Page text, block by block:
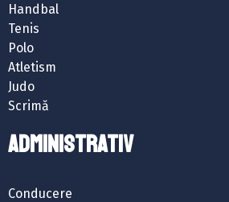
Handbal
Tenis
Polo
Atletism
Judo
Scrimă
ADMINISTRATIV
Conducere